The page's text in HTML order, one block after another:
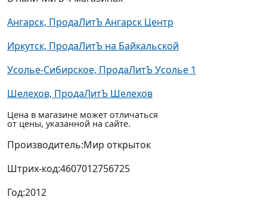
Ангарск, ПродаЛитЪ Ангарск Центр
Иркутск, ПродаЛитЪ на Байкальской
Усолье-Сибирское, ПродаЛитЪ Усолье 1
Шелехов, ПродаЛитЪ Шелехов
Цена в магазине может отличаться
от цены, указанной на сайте.
Производитель:Мир открыток
Штрих-код:4607012756725
Год:2012